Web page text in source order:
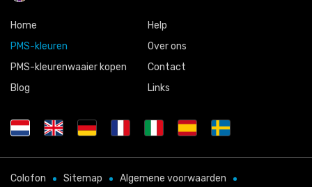
Home
PMS-kleuren
PMS-kleurenwaaier kopen
Blog
Help
Over ons
Contact
Links
Colofon Sitemap Algemene voorwaarden